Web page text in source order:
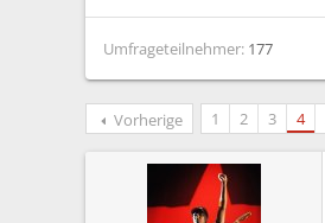
Umfrageteilnehmer 177
Vorherige 1 2 3 4